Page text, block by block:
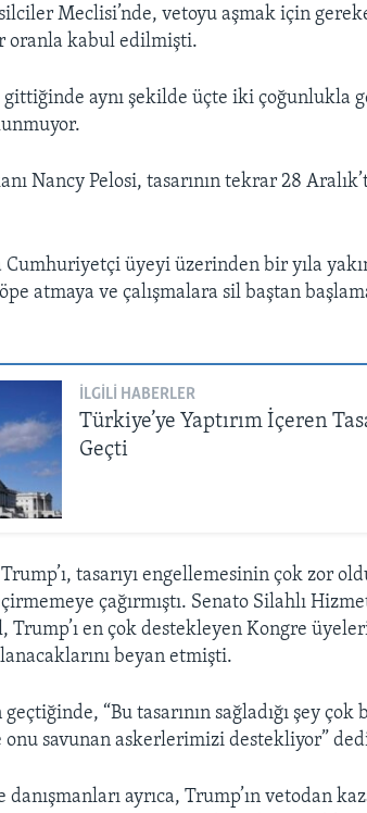
Meclisi’nde, vetoyu aşmak için
oranla kabul edilmişti.
aynı şekilde üçte iki çoğunlukla
Nancy Pelosi, tasarının tekrar 28
Cumhuriyetçi üyeyi üzerinden bir yıla
atmaya ve çalışmalara sil baştan
İLGILI HABERLER
Türkiye’ye Yaptırım İçeren
Geçti
tasarıyı engellemesinin çok zor
çağırmıştı. Senato Silahlı
Trump’ı en çok destekleyen Kongre
beyan etmişti.
geçtiğinde, “Bu tasarının sağladığı şey
savunan askerlerimizi destekliyor”
danışmanları ayrıca, Trump’ın vetodan